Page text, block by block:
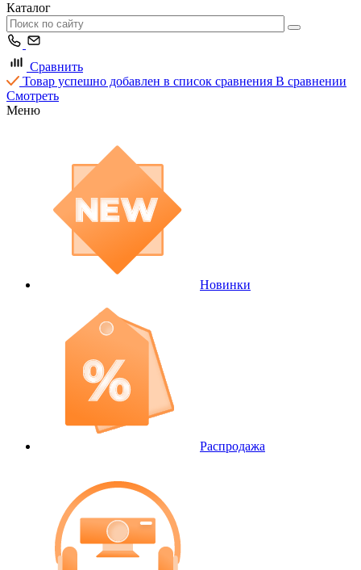
Каталог
Сравнить
Товар успешно добавлен в список сравнения В сравнении
Смотреть
Меню
Новинки
Распродажа